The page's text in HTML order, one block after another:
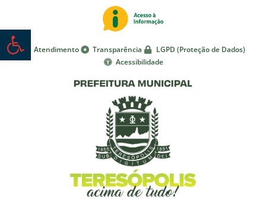
Abrir a barra de ferramentas
Atendimento Transparência
LGPD (Proteção de Dados)
Acessibilidade